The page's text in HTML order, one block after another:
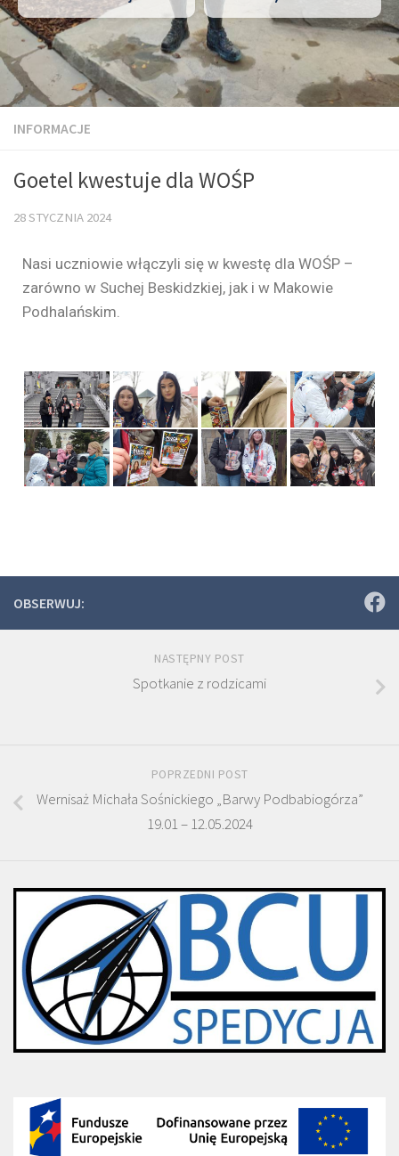
INFORMACJE
Goetel kwestuje dla WOŚP
28 STYCZNIA 2024
Nasi uczniowie włączyli się w kwestę dla WOŚP –
zarówno w Suchej Beskidzkiej, jak i w Makowie
Podhalańskim.
OBSERWUJ:
NASTĘPNY POST
Spotkanie z rodzicami
POPRZEDNI POST
Wernisaż Michała Sośnickiego „Barwy Podbabiogórza”
19.01 – 12.05.2024